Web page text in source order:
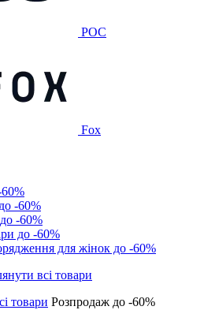
POC
Fox
-60%
-60%
до -60%
для жінок до -60%
товари Розпродаж до -60%